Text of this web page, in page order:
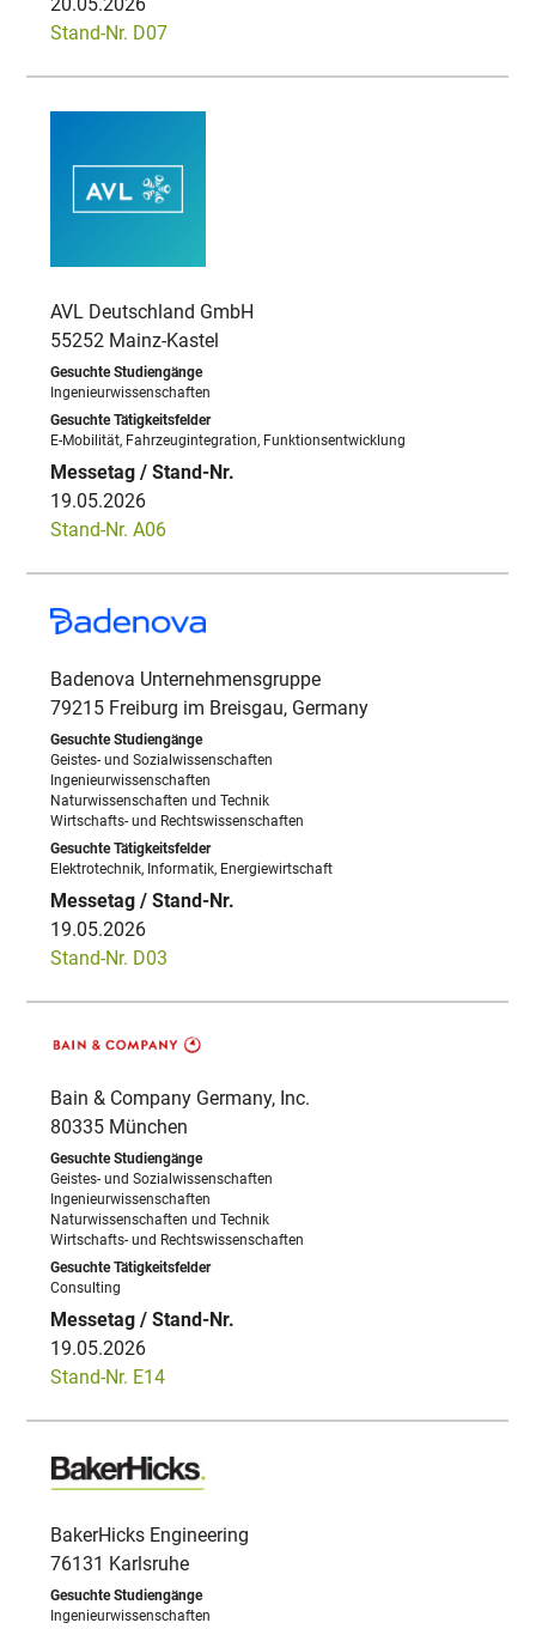
Stand-Nr. D07
AVL Deutschland GmbH
55252 Mainz-Kastel
Ingenieurwissenschaften
E-Mobilität, Fahrzeugintegration, Funktionsentwicklung
19.05.2026
Stand-Nr. A06
Badenova Unternehmensgruppe
79215 Freiburg im Breisgau, Germany
Geistes- und Sozialwissenschaften
Ingenieurwissenschaften
Naturwissenschaften und Technik
Wirtschafts- und Rechtswissenschaften
Elektrotechnik, Informatik, Energiewirtschaft
19.05.2026
Stand-Nr. D03
Bain & Company Germany, Inc.
80335 München
Geistes- und Sozialwissenschaften
Ingenieurwissenschaften
Naturwissenschaften und Technik
Wirtschafts- und Rechtswissenschaften
Consulting
19.05.2026
Stand-Nr. E14
BakerHicks Engineering
76131 Karlsruhe
Ingenieurwissenschaften